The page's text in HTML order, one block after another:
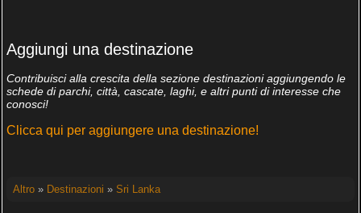
Aggiungi una destinazione
Contribuisci alla crescita della sezione destinazioni aggiungendo le
schede di parchi, città, cascate, laghi, e altri punti di interesse che
conosci!
Clicca qui per aggiungere una destinazione!
Altro» Destinazioni » Sri Lanka